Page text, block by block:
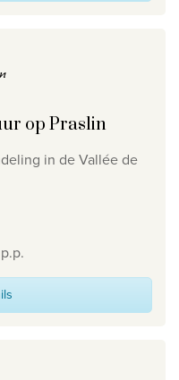
op Praslin
in de Vallée de
p.p.